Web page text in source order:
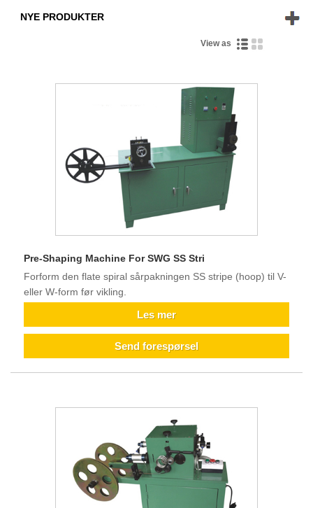
NYE PRODUKTER
View as
Pre-Shaping Machine For SWG SS Stri
Forform den flate spiral sårpakningen SS stripe (hoop) til V-
eller W-form før vikling.
Les mer
Send forespørsel